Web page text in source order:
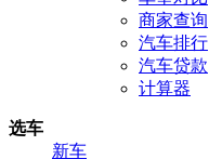
商家查询
汽车排行
汽车贷款
计算器
选车
新车